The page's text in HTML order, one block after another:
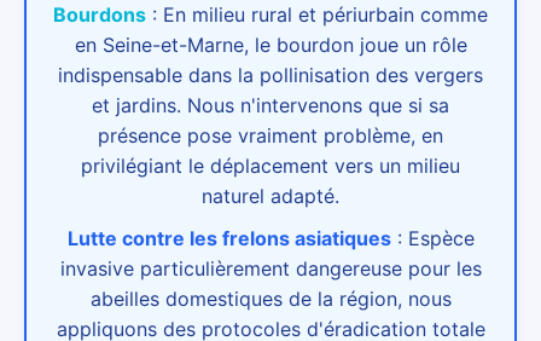
Bourdons : En milieu rural et périurbain comme
en Seine-et-Marne, le bourdon joue un rôle
indispensable dans la pollinisation des vergers
et jardins. Nous n'intervenons que si sa
présence pose vraiment problème, en
privilégiant le déplacement vers un milieu
naturel adapté.
Lutte contre les frelons asiatiques : Espèce
invasive particulièrement dangereuse pour les
abeilles domestiques de la région, nous
appliquons des protocoles d'éradication totale